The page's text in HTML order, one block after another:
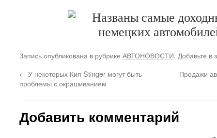
Запись опубликована в рубрике АВТОНОВОСТИ. Добавьте в
← У некоторых Кия Stinger могут быть
проблемы с окрашиванием‍
Продажи
Добавить комментарий